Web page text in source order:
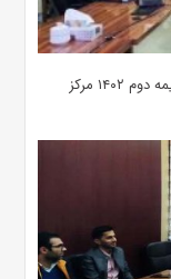
برگزاری آیین تجلیل از بازنشستگان فرهیخته نیمه دوم ۱۴۰۲ مرکز